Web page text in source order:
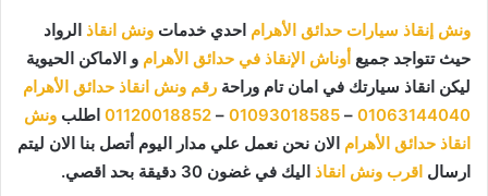
ونش إنقاذ سيارات حدائق الأهرام احدي خدمات ونش انقاذ الرواد
حيث تتواجد جميع أوناش الإنقاذ في حدائق الأهرام و الاماكن الحيوية
ليكن انقاذ سيارتك في امان تام وراحة رقم ونش انقاذ حدائق الأهرام
01063144040
–
01093018585
–
01120018852 اطلب ونش
انقاذ حدائق الأهرام الان نحن نعمل علي مدار اليوم أتصل بنا الان ليتم
ارسال اقرب ونش انقاذ اليك في غضون 30 دقيقة بحد اقصي.